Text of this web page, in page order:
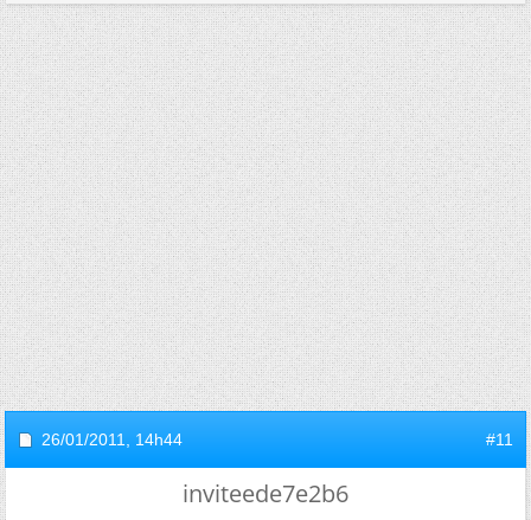
26/01/2011, 14h44 #11
inviteede7e2b6